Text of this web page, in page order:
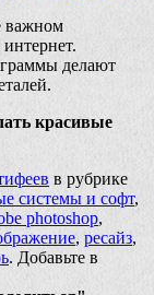
важном
делают
красивые
в рубрике
системы и софт,
photoshop,
, ресайз,
. Добавьте в